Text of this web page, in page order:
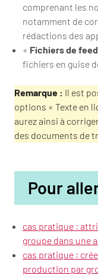
comprenant les
notamment de
rédactions des
« Fichiers de
fichiers en guise
Remarque : Il est
options « Texte en
aurez ainsi à
des documents de
Pour
cas pratique :
groupe dans une
cas pratique :
production par